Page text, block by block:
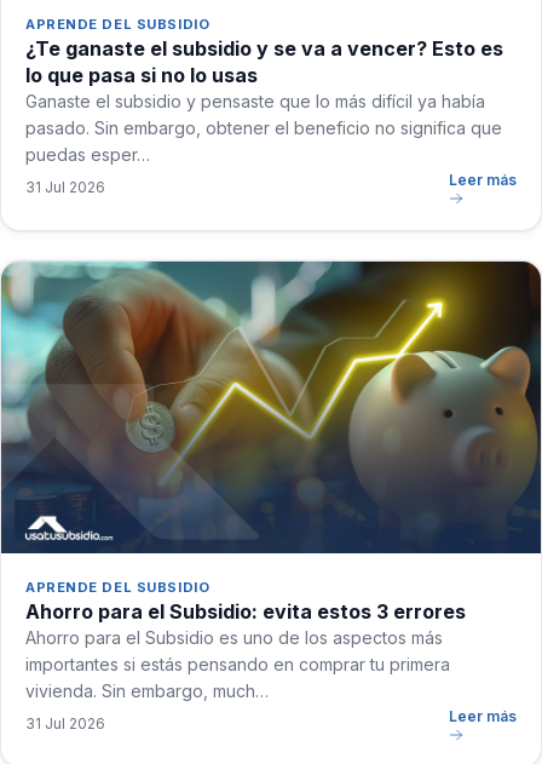
APRENDE DEL SUBSIDIO
¿Te ganaste el subsidio y se va a vencer? Esto es
lo que pasa si no lo usas
Ganaste el subsidio y pensaste que lo más difícil ya había
pasado. Sin embargo, obtener el beneficio no significa que
puedas esper…
31 Jul 2026 Leer más
APRENDE DEL SUBSIDIO
Ahorro para el Subsidio: evita estos 3 errores
Ahorro para el Subsidio es uno de los aspectos más
importantes si estás pensando en comprar tu primera
vivienda. Sin embargo, much…
31 Jul 2026 Leer más